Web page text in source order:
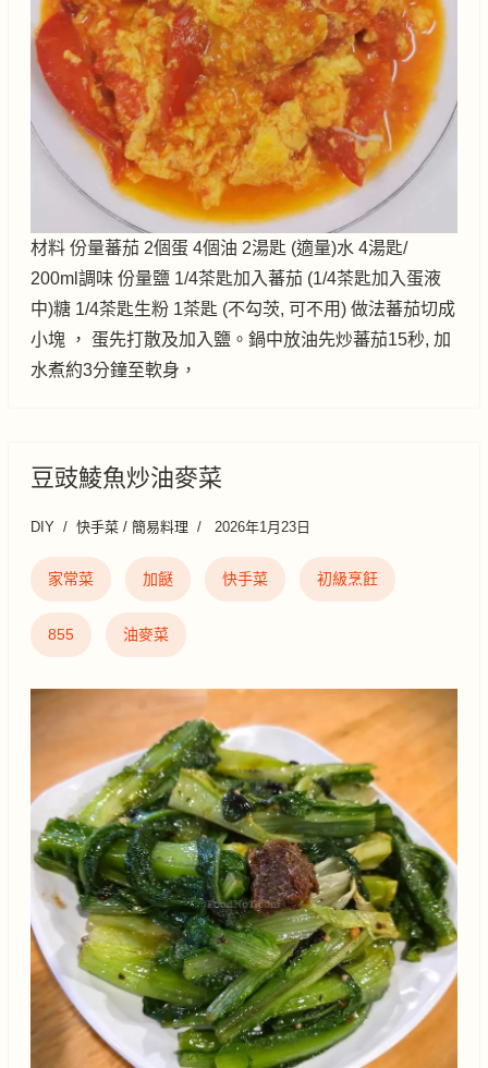
材料 份量蕃茄 2個蛋 4個油 2湯匙 (適量)水 4湯匙/
200ml調味 份量鹽 1/4茶匙加入蕃茄 (1/4茶匙加入蛋液
中)糖 1/4茶匙生粉 1茶匙 (不勾茨, 可不用) 做法蕃茄切成
小塊 ， 蛋先打散及加入鹽。鍋中放油先炒蕃茄15秒, 加
水煮約3分鐘至軟身，
豆豉鯪魚炒油麥菜
DIY 快手菜 / 簡易料理 2026年1月23日
家常菜 加餸 快手菜 初級烹飪
855 油麥菜